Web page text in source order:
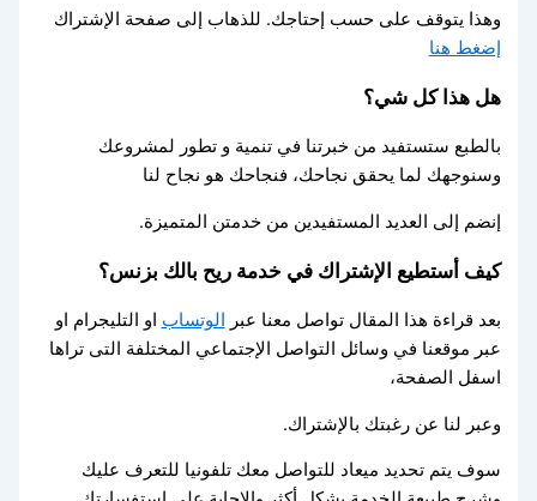
وهذا يتوقف على حسب إحتاجك. للذهاب إلى صفحة الإشتراك
إضغط هنا
هل هذا كل شي؟
بالطبع ستستفيد من خبرتنا في تنمية و تطور لمشروعك
وسنوجهك لما يحقق نجاحك، فنجاحك هو نجاح لنا
إنضم إلى العديد المستفيدين من خدمتن المتميزة.
كيف أستطيع الإشتراك في خدمة ريح بالك بزنس؟
بعد قراءة هذا المقال تواصل معنا عبرالوتساباو التليجرام او
عبر موقعنا في وسائل التواصل الإجتماعي المختلفة التى تراها
اسفل الصفحة،
وعبر لنا عن رغبتك بالإشتراك.
سوف يتم تحديد ميعاد للتواصل معك تلفونيا للتعرف عليك